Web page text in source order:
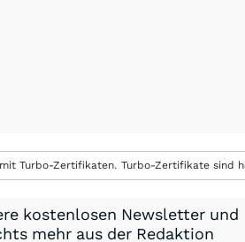
Turbo-Zertifikaten. Turbo-Zertifikate sind
kostenlosen Newsletter und
mehr aus der Redaktion